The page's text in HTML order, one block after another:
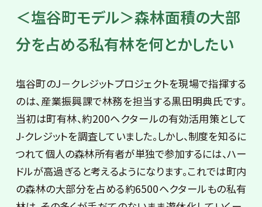
＜塩谷町モデル＞森林面積の大部
分を占める私有林を何とかしたい
塩谷町のJ－クレジットプロジェクトを現場で指揮する
のは、産業振興課で林務を担当する黒田明典氏です。
当初は町有林、約200ヘクタールの有効活用策として
J-クレジットを調査していました。しかし、制度を知るに
つれて個人の森林所有者が単独で参加するには、ハー
ドルが高過ぎると考えるようになります。これでは町内
の森林の大部分を占める約6500ヘクタールもの私有